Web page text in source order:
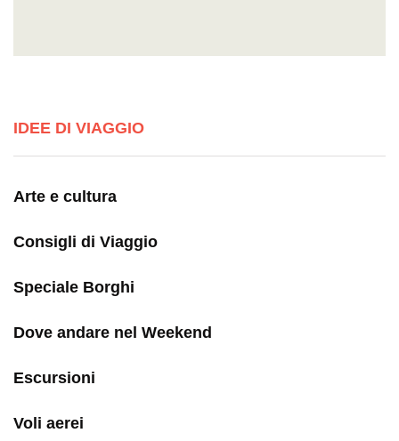
IDEE DI VIAGGIO
Arte e cultura
Consigli di Viaggio
Speciale Borghi
Dove andare nel Weekend
Escursioni
Voli aerei